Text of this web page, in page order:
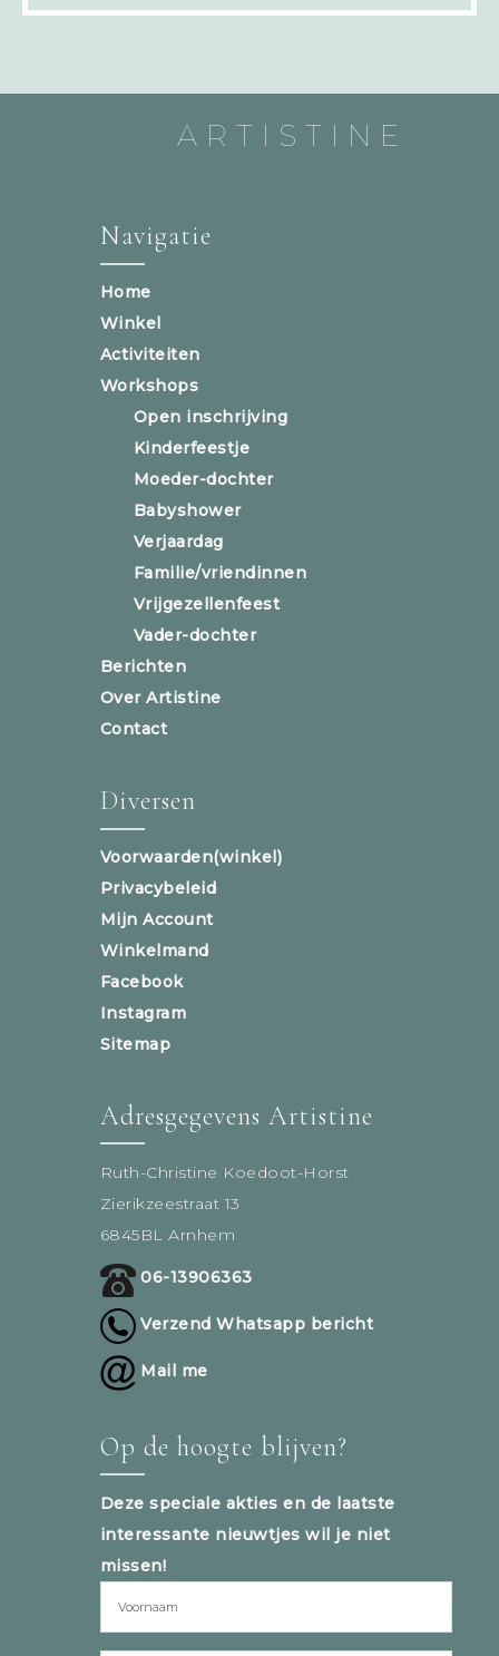
ARTISTINE
Navigatie
Home
Winkel
Activiteiten
Workshops
Open inschrijving
Kinderfeestje
Moeder-dochter
Babyshower
Verjaardag
Familie/vriendinnen
Vrijgezellenfeest
Vader-dochter
Berichten
Over Artistine
Contact
Diversen
Voorwaarden(winkel)
Privacybeleid
Mijn Account
Winkelmand
Facebook
Instagram
Sitemap
Adresgegevens Artistine
Ruth-Christine Koedoot-Horst
Zierikzeestraat 13
6845BL Arnhem
06-13906363
Verzend Whatsapp bericht
Mail me
Op de hoogte blijven?
Deze speciale akties en de laatste
interessante nieuwtjes wil je niet
missen!